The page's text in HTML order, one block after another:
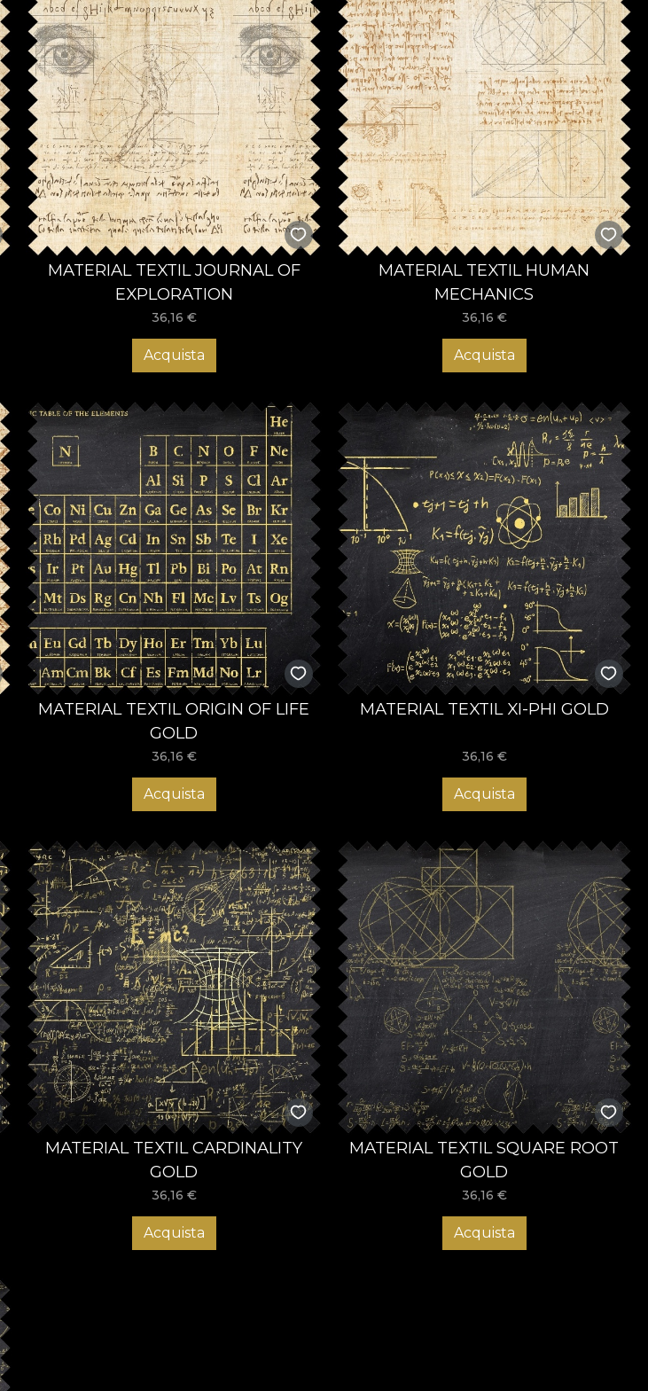
MATERIAL TEXTIL JOURNAL OF
EXPLORATION
36,16 €
Acquista
MATERIAL TEXTIL HUMAN
MECHANICS
36,16 €
Acquista
MATERIAL TEXTIL ORIGIN OF LIFE
GOLD
36,16 €
Acquista
MATERIAL TEXTIL XI-PHI GOLD
36,16 €
Acquista
MATERIAL TEXTIL CARDINALITY
GOLD
36,16 €
Acquista
MATERIAL TEXTIL SQUARE ROOT
GOLD
36,16 €
Acquista